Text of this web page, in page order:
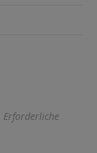
Erforderliche